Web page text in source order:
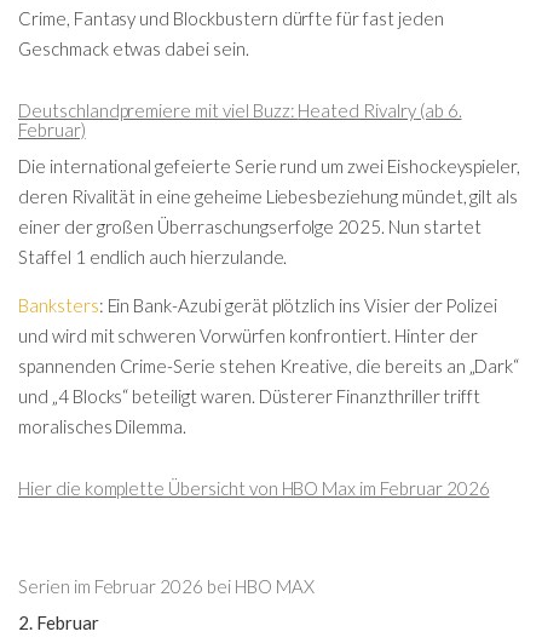
Crime, Fantasy und Blockbustern dürfte für fast jeden
Geschmack etwas dabei sein.
Deutschlandpremiere mit viel Buzz: Heated Rivalry(ab 6.
Februar)
Die international gefeierte Serie rund um zwei Eishockeyspieler,
deren Rivalität in eine geheime Liebesbeziehung mündet, gilt als
einer der großen Überraschungserfolge 2025. Nun startet
Staffel 1 endlich auch hierzulande.
Banksters: Ein Bank-Azubi gerät plötzlich ins Visier der Polizei
und wird mit schweren Vorwürfen konfrontiert. Hinter der
spannenden Crime-Serie stehen Kreative, die bereits an „Dark“
und „4 Blocks“ beteiligt waren. Düsterer Finanzthriller trifft
moralisches Dilemma.
Hier die komplette Übersicht von HBO Max im Februar 2026
Serien im Februar 2026 bei HBO MAX
2. Februar